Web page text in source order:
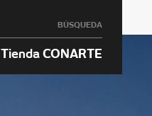
BÚSQUEDA
Tienda CONARTE